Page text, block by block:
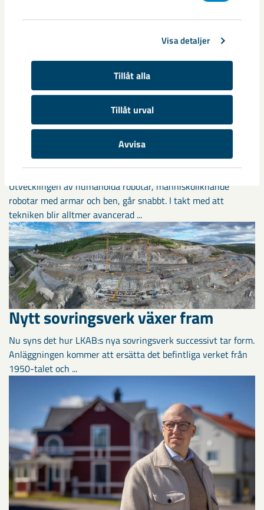
Visa detaljer
Tillåt alla
Tillåt urval
Avvisa
Så kan humanoida robotar öka
säkerheten i framtidens gruva
Utvecklingen av humanoida robotar, människoliknande
robotar med armar och ben, går snabbt. I takt med att
tekniken blir alltmer avancerad ...
Nytt sovringsverk växer fram
Nu syns det hur LKAB:s nya sovringsverk successivt tar form.
Anläggningen kommer att ersätta det befintliga verket från
1950-talet och ...